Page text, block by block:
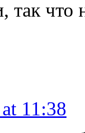
так
at 11:38